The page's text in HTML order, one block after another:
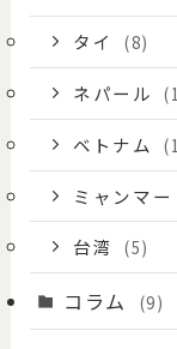
タイ (8)
ネパール
ベトナム
ミャンマー
台湾 (5)
コラム (9)